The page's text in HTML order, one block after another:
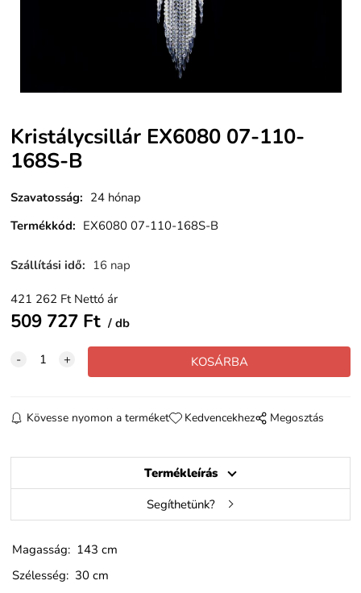
Kristálycsillár EX6080 07-110-
168S-B
Szavatosság: 24 hónap
Termékkód: EX6080 07-110-168S-B
Szállítási idő: 16 nap
421 262 Ft Nettó ár
509 727 Ft db
Kövesse nyomon a terméket Kedvencekhez Megosztás
Termékleírás
Segíthetünk?
Magasság: 143 cm
Szélesség: 30 cm